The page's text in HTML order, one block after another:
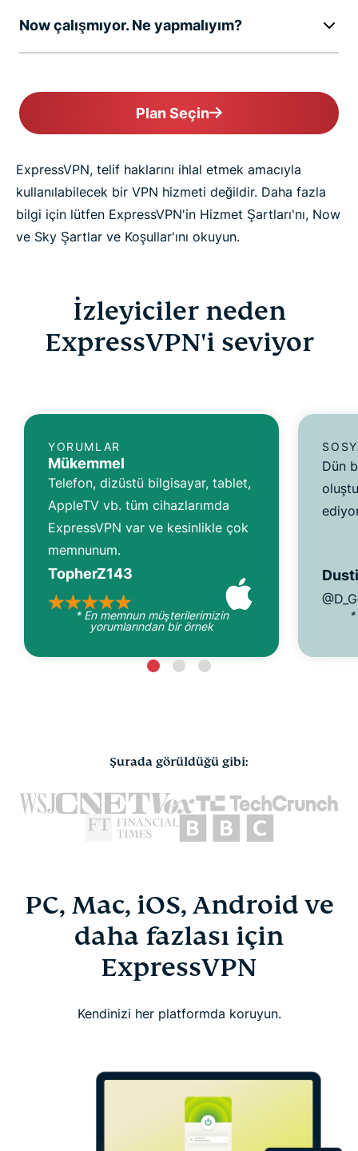
Now çalışmıyor. Ne yapmalıyım?
Plan Seçin
ExpressVPN, telif haklarını ihlal etmek amacıyla
kullanılabilecek bir VPN hizmeti değildir. Daha fazla
bilgi için lütfen ExpressVPN'in Hizmet Şartları'nı, Now
ve Sky Şartlar ve Koşullar'ını okuyun.
İzleyiciler neden
ExpressVPN'i seviyor
YORUMLAR
Mükemmel
Telefon, dizüstü bilgisayar, tablet,
AppleTV vb. tüm cihazlarımda
ExpressVPN var ve kesinlikle çok
memnunum.
TopherZ143
* En memnun müşterilerimizin
yorumlarından bir örnek
Dün
*
Şurada görüldüğü gibi:
PC, Mac, iOS, Android ve
daha fazlası için
ExpressVPN
Kendinizi her platformda koruyun.